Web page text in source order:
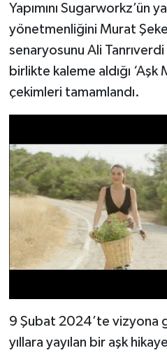
Yapımını Sugarworkz’ün
yönetmenliğini Murat
senaryosunu Ali
birlikte kaleme aldığı ‘Aşk
çekimleri tamamlandı.
9 Şubat 2024’te vizyona
yıllara yayılan bir aşk